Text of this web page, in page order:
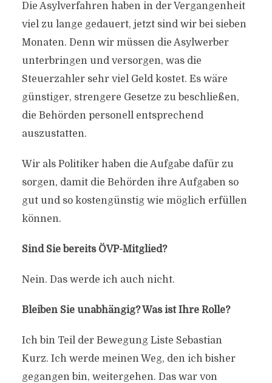
Die Asylverfahren haben in der Vergangenheit
viel zu lange gedauert, jetzt sind wir bei sieben
Monaten. Denn wir müssen die Asylwerber
unterbringen und versorgen, was die
Steuerzahler sehr viel Geld kostet. Es wäre
günstiger, strengere Gesetze zu beschließen,
die Behörden personell entsprechend
auszustatten.
Wir als Politiker haben die Aufgabe dafür zu
sorgen, damit die Behörden ihre Aufgaben so
gut und so kostengünstig wie möglich erfüllen
können.
Sind Sie bereits ÖVP-Mitglied?
Nein. Das werde ich auch nicht.
Bleiben Sie unabhängig? Was ist Ihre Rolle?
Ich bin Teil der Bewegung Liste Sebastian
Kurz. Ich werde meinen Weg, den ich bisher
gegangen bin, weitergehen. Das war von